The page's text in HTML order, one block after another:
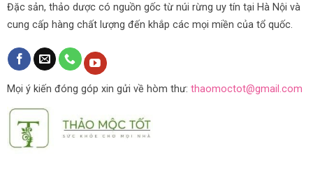
Đặc sản, thảo dược có nguồn gốc từ núi rừng uy tín tại Hà Nội và
cung cấp hàng chất lượng đến khắp các mọi miền của tổ quốc.
Mọi ý kiến đóng góp xin gửi về hòm thư: thaomoctot@gmail.com